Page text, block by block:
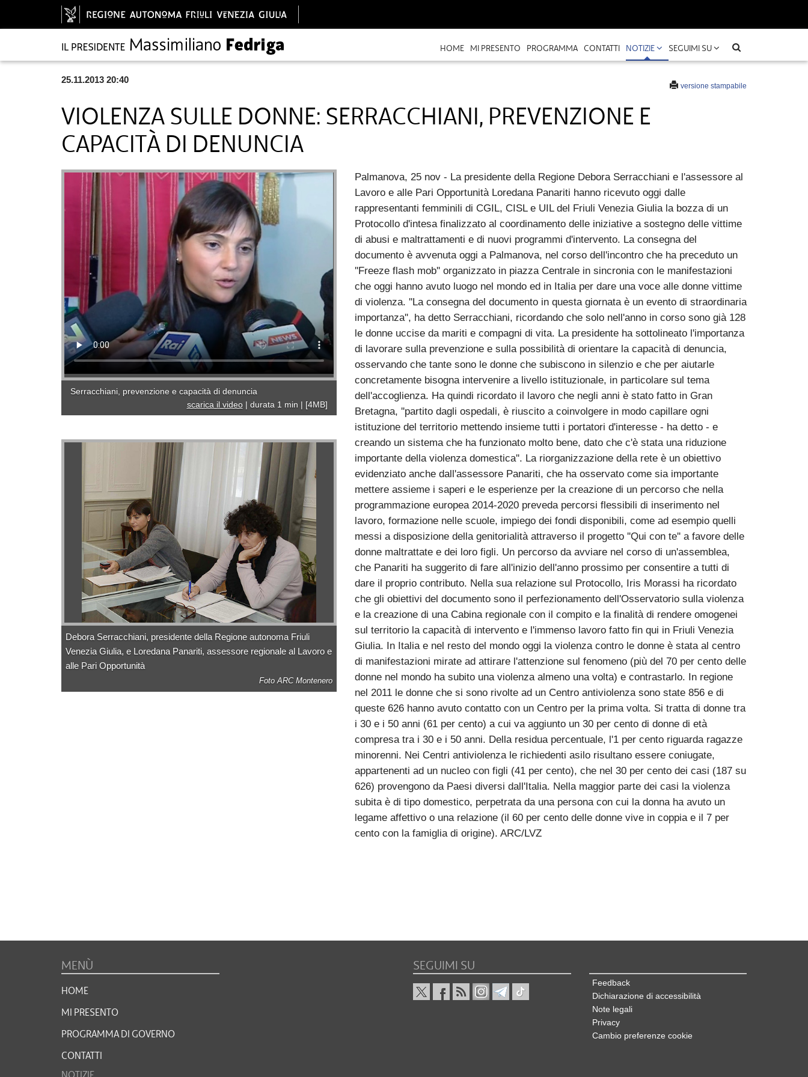
HOME MI PRESENTO PROGRAMMA CONTATTI NOTIZIE SEGUIMI SU
versione stampabile
25.11.2013 20:40
VIOLENZA SULLE DONNE: SERRACCHIANI, PREVENZIONE E
CAPACITÀ DI DENUNCIA
Serracchiani, prevenzione e capacità di denuncia
scarica il video| durata 1 min | [4MB]
Debora Serracchiani, presidente della Regione autonoma Friuli
Venezia Giulia, e Loredana Panariti, assessore regionale al Lavoro e
alle Pari Opportunità
Foto ARC Montenero
Palmanova, 25 nov - La presidente della Regione Debora Serracchiani e l'assessore al
Lavoro e alle Pari Opportunità Loredana Panariti hanno ricevuto oggi dalle
rappresentanti femminili di CGIL, CISL e UIL del Friuli Venezia Giulia la bozza di un
Protocollo d'intesa finalizzato al coordinamento delle iniziative a sostegno delle vittime
di abusi e maltrattamenti e di nuovi programmi d'intervento. La consegna del
documento è avvenuta oggi a Palmanova, nel corso dell'incontro che ha preceduto un
''Freeze flash mob'' organizzato in piazza Centrale in sincronia con le manifestazioni
che oggi hanno avuto luogo nel mondo ed in Italia per dare una voce alle donne vittime
di violenza. ''La consegna del documento in questa giornata è un evento di straordinaria
importanza'', ha detto Serracchiani, ricordando che solo nell'anno in corso sono già 128
le donne uccise da mariti e compagni di vita. La presidente ha sottolineato l'importanza
di lavorare sulla prevenzione e sulla possibilità di orientare la capacità di denuncia,
osservando che tante sono le donne che subiscono in silenzio e che per aiutarle
concretamente bisogna intervenire a livello istituzionale, in particolare sul tema
dell'accoglienza. Ha quindi ricordato il lavoro che negli anni è stato fatto in Gran
Bretagna, ''partito dagli ospedali, è riuscito a coinvolgere in modo capillare ogni
istituzione del territorio mettendo insieme tutti i portatori d'interesse - ha detto - e
creando un sistema che ha funzionato molto bene, dato che c'è stata una riduzione
importante della violenza domestica''. La riorganizzazione della rete è un obiettivo
evidenziato anche dall'assessore Panariti, che ha osservato come sia importante
mettere assieme i saperi e le esperienze per la creazione di un percorso che nella
programmazione europea 2014-2020 preveda percorsi flessibili di inserimento nel
lavoro, formazione nelle scuole, impiego dei fondi disponibili, come ad esempio quelli
messi a disposizione della genitorialità attraverso il progetto ''Qui con te'' a favore delle
donne maltrattate e dei loro figli. Un percorso da avviare nel corso di un'assemblea,
che Panariti ha suggerito di fare all'inizio dell'anno prossimo per consentire a tutti di
dare il proprio contributo. Nella sua relazione sul Protocollo, Iris Morassi ha ricordato
che gli obiettivi del documento sono il perfezionamento dell'Osservatorio sulla violenza
e la creazione di una Cabina regionale con il compito e la finalità di rendere omogenei
sul territorio la capacità di intervento e l'immenso lavoro fatto fin qui in Friuli Venezia
Giulia. In Italia e nel resto del mondo oggi la violenza contro le donne è stata al centro
di manifestazioni mirate ad attirare l'attenzione sul fenomeno (più del 70 per cento delle
donne nel mondo ha subito una violenza almeno una volta) e contrastarlo. In regione
nel 2011 le donne che si sono rivolte ad un Centro antiviolenza sono state 856 e di
queste 626 hanno avuto contatto con un Centro per la prima volta. Si tratta di donne tra
i 30 e i 50 anni (61 per cento) a cui va aggiunto un 30 per cento di donne di età
compresa tra i 30 e i 50 anni. Della residua percentuale, l'1 per cento riguarda ragazze
minorenni. Nei Centri antiviolenza le richiedenti asilo risultano essere coniugate,
appartenenti ad un nucleo con figli (41 per cento), che nel 30 per cento dei casi (187 su
626) provengono da Paesi diversi dall'Italia. Nella maggior parte dei casi la violenza
subita è di tipo domestico, perpetrata da una persona con cui la donna ha avuto un
legame affettivo o una relazione (il 60 per cento delle donne vive in coppia e il 7 per
cento con la famiglia di origine). ARC/LVZ
MENÙ
HOME
MI PRESENTO
PROGRAMMA DI GOVERNO
CONTATTI
SEGUIMI SU
Feedback
Dichiarazione di accessibilità
Note legali
Privacy
Cambio preferenze cookie